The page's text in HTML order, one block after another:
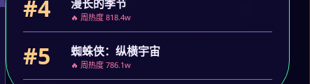
#4 漫长的季节
🔥 周热度 818.4w
#5 蜘蛛侠：纵横宇宙
🔥 周热度 786.1w